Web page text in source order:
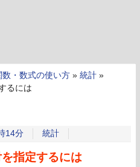
・数式の使い方 » 統計 »
るには
14分 統計
指定するには